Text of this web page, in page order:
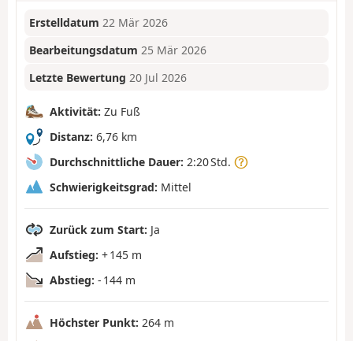
Erstelldatum 22 Mär 2026
Bearbeitungsdatum 25 Mär 2026
Letzte Bewertung 20 Jul 2026
Aktivität: Zu Fuß
Distanz: 6,76 km
Durchschnittliche Dauer: 2:20 Std.
Schwierigkeitsgrad: Mittel
Zurück zum Start: Ja
Aufstieg: + 145 m
Abstieg: - 144 m
Höchster Punkt: 264 m